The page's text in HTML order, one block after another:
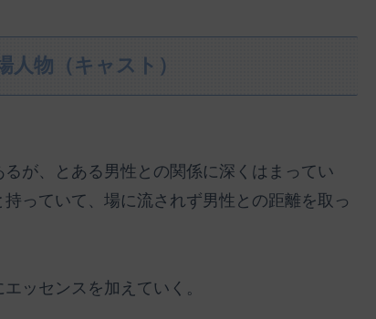
人物（キャスト）
が、とある男性との関係に深くはまってい
っていて、場に流されず男性との距離を取っ
ッセンスを加えていく。